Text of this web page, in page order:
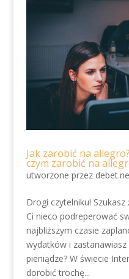
Jak zarobić na
czym zarobić na
utworzone przez
Drogi czytelniku!
Ci nieco podreperować
najbliższym czasie
wydatków i zastanawiasz
pieniądze? W świecie
dorobić trochę...